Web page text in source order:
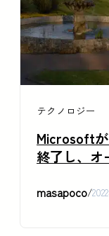
テクノロジー
Microsoft
終了し、オ
masapoco/